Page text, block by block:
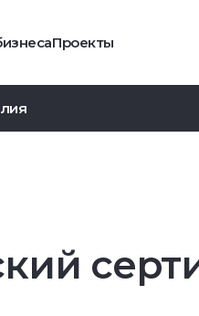
Проекты